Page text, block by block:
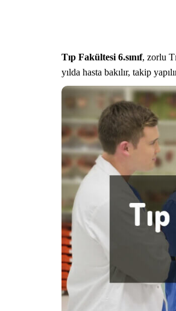
Tıp Fakültesi 6.sınıf, zorlu
yılda hasta bakılır, takip